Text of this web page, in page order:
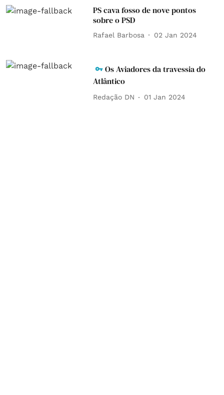
PS cava fosso de nove pontos
sobre o PSD
Rafael Barbosa 02 Jan 2024
Os Aviadores da travessia do
Atlântico
Redação DN 01 Jan 2024